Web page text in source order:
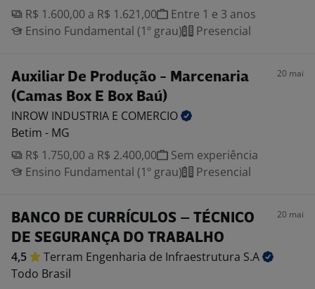
R$ 1.600,00 a R$ 1.621,00
Entre 1 e 3 anos
Ensino Fundamental (1º grau)
Presencial
Auxiliar De Produção - Marcenaria
(Camas Box E Box Baú)
20 mai
INROW INDUSTRIA E COMERCIO
Betim - MG
R$ 1.750,00 a R$ 2.400,00
Sem experiência
Ensino Fundamental (1º grau)
Presencial
BANCO DE CURRÍCULOS – TÉCNICO
DE SEGURANÇA DO TRABALHO
20 mai
4,5 Terram Engenharia de Infraestrutura S.A
Todo Brasil